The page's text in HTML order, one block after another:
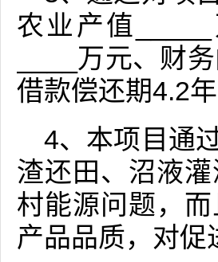
农业产值
____万元、财
借款偿还期4.2
4、本项目通
渣还田、沼液
村能源问题，
产品品质，对促